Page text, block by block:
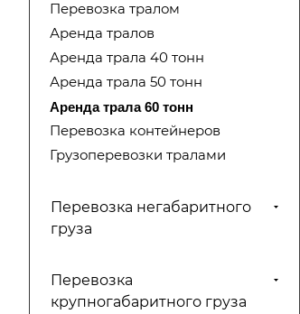
Перевозка тралом
Аренда тралов
Аренда трала 40 тонн
Аренда трала 50 тонн
Аренда трала 60 тонн
Перевозка контейнеров
Грузоперевозки тралами
Перевозка негабаритного
груза
Перевозка
крупногабаритного груза